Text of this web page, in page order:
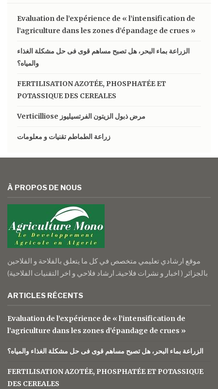
Evaluation de l’expérience de « l’intensification de
l’agriculture dans les zones d’épandage de crues »
الزراعة بماء البحر، هل تصبح مساهم قوى فى حل مشكلة الغذاء
والمياه؟
FERTILISATION AZOTÉE, PHOSPHATÉE ET
POTASSIQUE DES CEREALES
Verticilliose مرض ذبول الزيتون الفرتسيليوز
زراعة الطماطم تقنيات و معلومات
À PROPOS DE NOUS
موقع ارشادي تعليمي متخصص في كل ما يتعلق بالفلاحة و الفلاحين
بالجزائر ( اخبار و نشرات فلاحيةـ ارشاد فلاحي و اخر التقنيات الفلاحية)
ARTICLES RÉCENTS
Evaluation de l’expérience de « l’intensification de
l’agriculture dans les zones d’épandage de crues »
الزراعة بماء البحر، هل تصبح مساهم قوى فى حل مشكلة الغذاء والمياه؟
FERTILISATION AZOTÉE, PHOSPHATÉE ET POTASSIQUE
DES CEREALES